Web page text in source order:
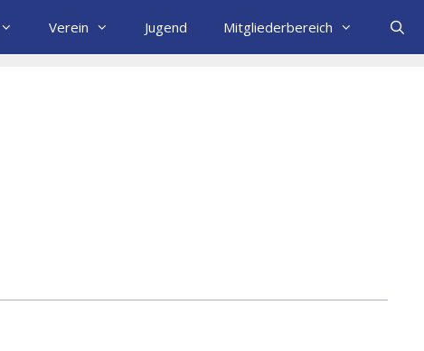
Verein Jugend Mitgliederbereich